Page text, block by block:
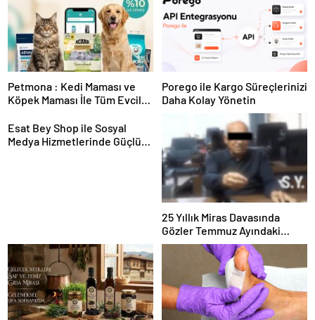
Petmona : Kedi Maması ve
Köpek Maması İle Tüm Evcil
Porego ile Kargo Süreçlerinizi
Daha Kolay Yönetin
Esat Bey Shop ile Sosyal
Medya Hizmetlerinde Güçlü
25 Yıllık Miras Davasında
Gözler Temmuz Ayındaki
Karar Duruşmasına Çevrildi